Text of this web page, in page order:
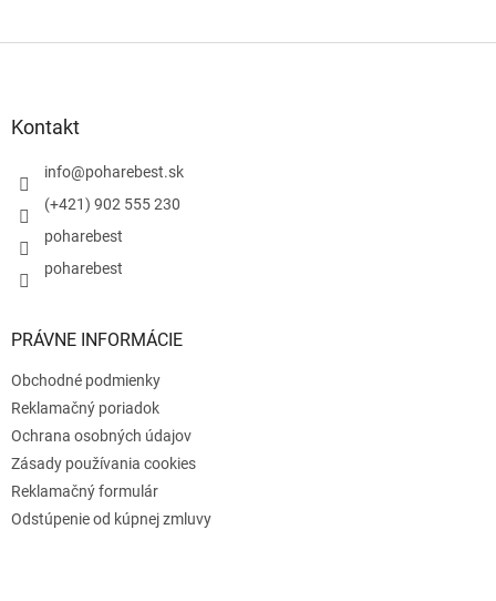
Kontakt
info@poharebest.sk
(+421) 902 555 230
poharebest
poharebest
PRÁVNE INFORMÁCIE
Obchodné podmienky
Reklamačný poriadok
Ochrana osobných údajov
Zásady používania cookies
Reklamačný formulár
Odstúpenie od kúpnej zmluvy